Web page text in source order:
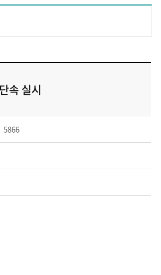
속 실시
5866